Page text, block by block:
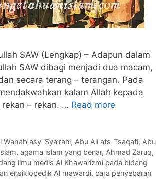
SAW (Lengkap) – Adapun dalam
SAW dibagi menjadi dua macam,
secara terang – terangan. Pada
kalam Allah kepada
– rekan. … Read more
Wahab asy-Sya’rani, Abu Ali ats-Tsaqafi, Abu
, agama islam yang benar, Ahmad Zaruq,
ilmu medis Al Khawarizmi pada bidang
ensiklopedik Al mawardi, cara penyebaran